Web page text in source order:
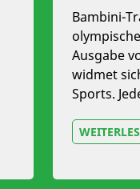
Bambini-
Ausgabe
widmet
Sports.